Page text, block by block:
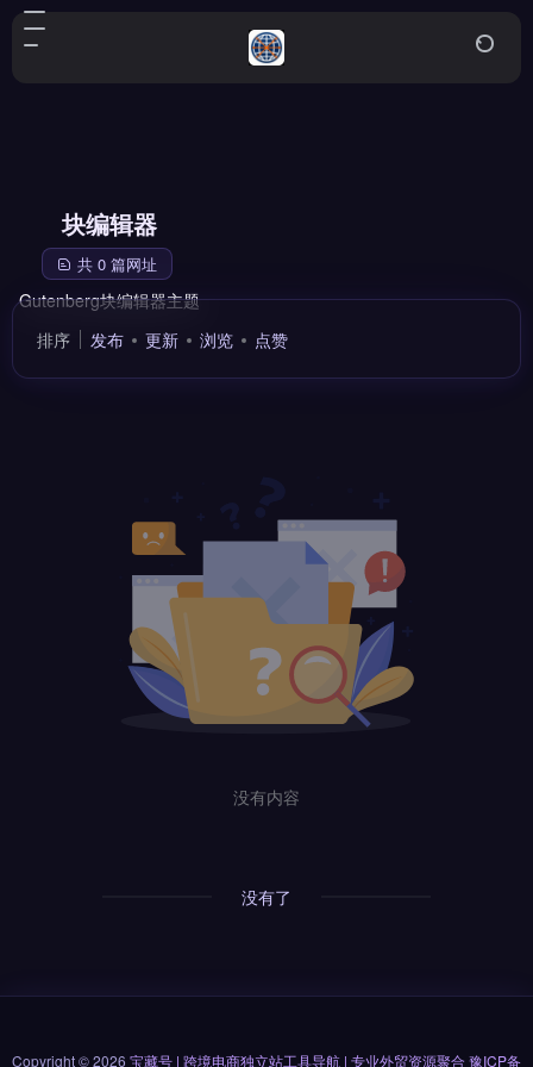
块编辑器
共 0 篇网址
Gutenberg块编辑器主题
排序
发布 更新 浏览 点赞
没有内容
没有了
Copyright © 2026 宝藏号 | 跨境电商独立站工具导航 | 专业外贸资源聚合豫ICP备